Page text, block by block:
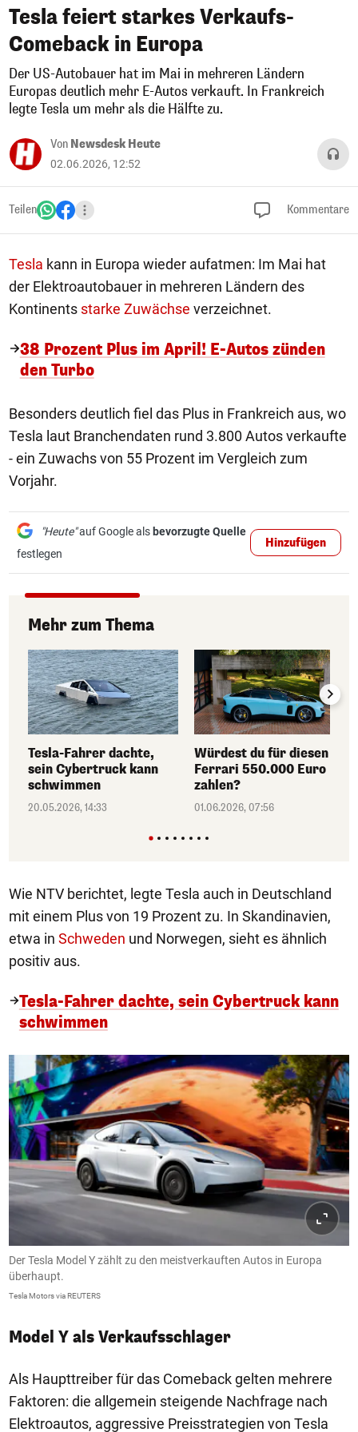
Tesla feiert starkes Verkaufs-
Comeback in Europa
Der US-Autobauer hat im Mai in mehreren Ländern
Europas deutlich mehr E-Autos verkauft. In Frankreich
legte Tesla um mehr als die Hälfte zu.
Von Newsdesk Heute
02.06.2026, 12:52
Teilen Kommentare
Tesla kann in Europa wieder aufatmen: Im Mai hat
der Elektroautobauer in mehreren Ländern des
Kontinents starke Zuwächse verzeichnet.
38 Prozent Plus im April! E-Autos zünden
den Turbo
Besonders deutlich fiel das Plus in Frankreich aus, wo
Tesla laut Branchendaten rund 3.800 Autos verkaufte
- ein Zuwachs von 55 Prozent im Vergleich zum
Vorjahr.
"Heute"auf Google als bevorzugte Quelle
festlegen
Hinzufügen
Mehr zum Thema
Tesla-Fahrer dachte,
sein Cybertruck kann
schwimmen
20.05.2026, 14:33
Würdest du für diesen E-
Ferrari 550.000 Euro
zahlen?
01.06.2026, 07:56
Wie NTV berichtet, legte Tesla auch in Deutschland
mit einem Plus von 19 Prozent zu. In Skandinavien,
etwa in Schweden und Norwegen, sieht es ähnlich
positiv aus.
Tesla-Fahrer dachte, sein Cybertruck kann
schwimmen
Der Tesla Model Y zählt zu den meistverkauften Autos in Europa
überhaupt.
Tesla Motors via REUTERS
Model Y als Verkaufsschlager
Als Haupttreiber für das Comeback gelten mehrere
Faktoren: die allgemein steigende Nachfrage nach
Elektroautos, aggressive Preisstrategien von Tesla